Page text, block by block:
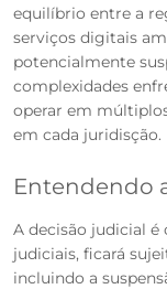
equilíbrio entre a
serviços digitais
potencialmente
complexidades
operar em
em cada juridisção.
Entendendo
A decisão judicial é
judiciais, ficará
incluindo a